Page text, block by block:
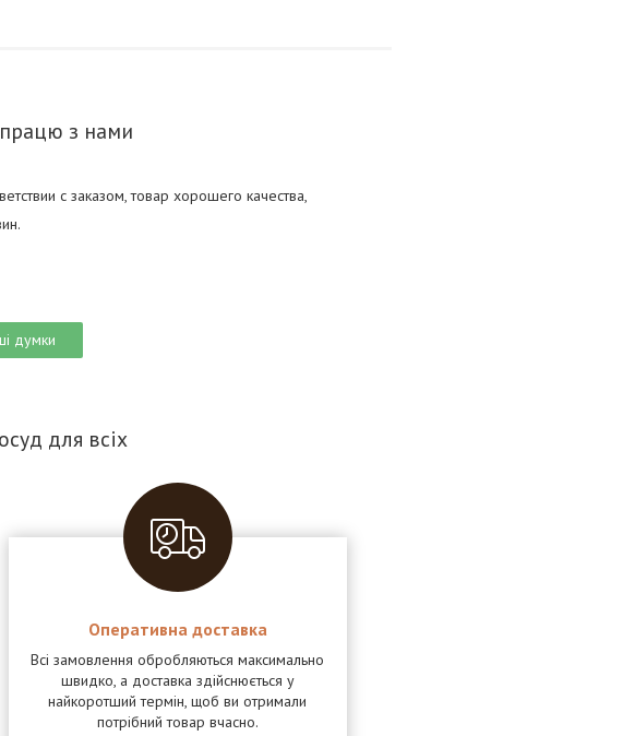
з нами
с заказом, товар хорошего качества,
думки
для всіх
Оперативна доставка
Всі замовлення обробляються максимально
швидко, а доставка здійснюється у
найкоротший термін, щоб ви отримали
потрібний товар вчасно.